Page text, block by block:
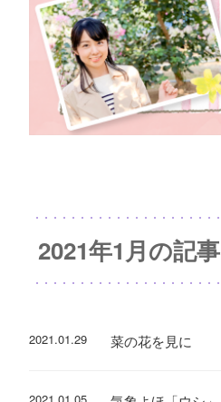
2021年1月の記事
2021.01.29 菜の花を見に